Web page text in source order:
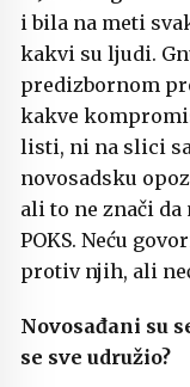
i bila na meti
kakvi su ljudi.
predizbornom
kakve
listi, ni na slici
novosadsku
ali to ne znači da
POKS. Neću
protiv njih, ali
Novosađani su
se sve udružio?